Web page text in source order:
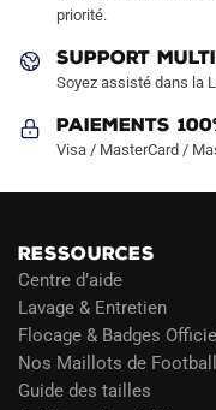
priorité.
SUPPORT
Soyez assisté dans la
Paiements
Visa / MasterCard /
RESSOURCES
Centre d’aide
Lavage & Entretien
Flocage & Badges
Nos Maillots de Football
Guide des tailles